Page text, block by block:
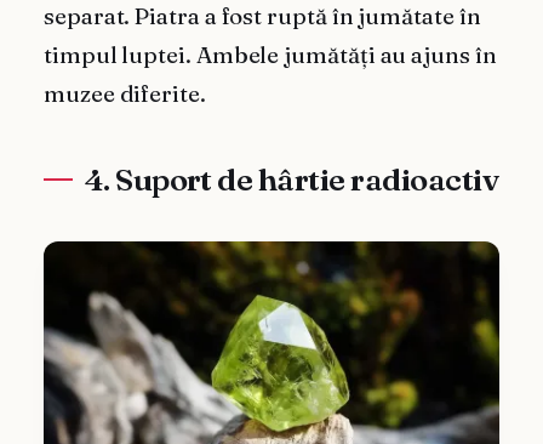
separat. Piatra a fost ruptă în jumătate în
timpul luptei. Ambele jumătăți au ajuns în
muzee diferite.
4. Suport de hârtie radioactiv